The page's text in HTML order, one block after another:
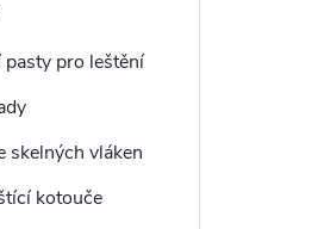
pasty pro leštění
skelných vláken
kotouče